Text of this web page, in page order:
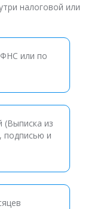
налоговой или
или по
(Выписка из
подписью и